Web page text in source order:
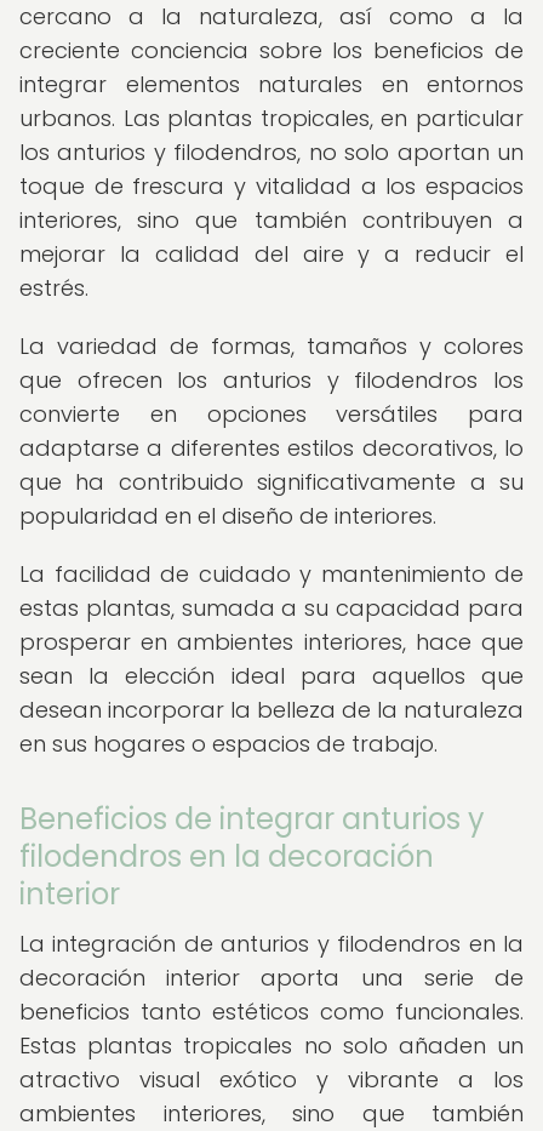
cercano a la naturaleza, así como a la
creciente conciencia sobre los beneficios de
integrar elementos naturales en entornos
urbanos. Las plantas tropicales, en particular
los anturios y filodendros, no solo aportan un
toque de frescura y vitalidad a los espacios
interiores, sino que también contribuyen a
mejorar la calidad del aire y a reducir el
estrés.
La variedad de formas, tamaños y colores
que ofrecen los anturios y filodendros los
convierte en opciones versátiles para
adaptarse a diferentes estilos decorativos, lo
que ha contribuido significativamente a su
popularidad en el diseño de interiores.
La facilidad de cuidado y mantenimiento de
estas plantas, sumada a su capacidad para
prosperar en ambientes interiores, hace que
sean la elección ideal para aquellos que
desean incorporar la belleza de la naturaleza
en sus hogares o espacios de trabajo.
Beneficios de integrar anturios y
filodendros en la decoración
interior
La integración de anturios y filodendros en la
decoración interior aporta una serie de
beneficios tanto estéticos como funcionales.
Estas plantas tropicales no solo añaden un
atractivo visual exótico y vibrante a los
ambientes interiores, sino que también